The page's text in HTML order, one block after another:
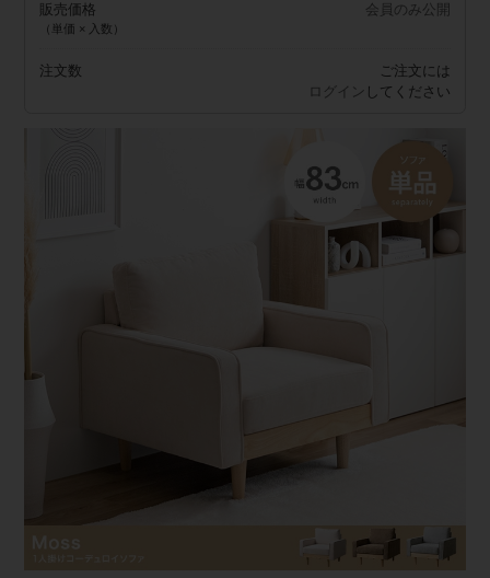
販売価格
（単価 × 入数）
会員のみ公開
注文数
ご注文には
ログイン してください